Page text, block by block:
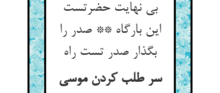
بی نهایت حضرتست
این بارگاه ** صدر را
بگذار صدر تست راه
سر طلب کردن موسی